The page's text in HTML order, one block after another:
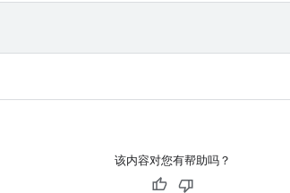
该内容对您有帮助吗？